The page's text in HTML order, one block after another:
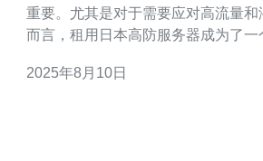
重要。尤其是对于需要应对高流量和
而言，租用日本高防服务器成为了一
都能满足需求，则是每个企业需要认
2025年8月10日